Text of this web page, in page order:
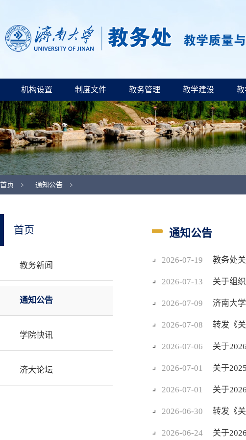
机构设置 制度文件 教务管理 教学建设 教
首页 通知公告
首页
教务新闻
通知公告
学院快讯
济大论坛
通知公告
2026-07-19 教务处
2026-07-13 关于组
2026-07-09 济南大
2026-07-08 转发《
2026-07-06 关于
2026-07-01 关于
2026-07-01 关于
2026-06-30 转发《
2026-06-24 关于